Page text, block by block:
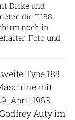
Dicke und
die T.188.
noch in
Foto und
Type 188
mit
April 1963
Auty im